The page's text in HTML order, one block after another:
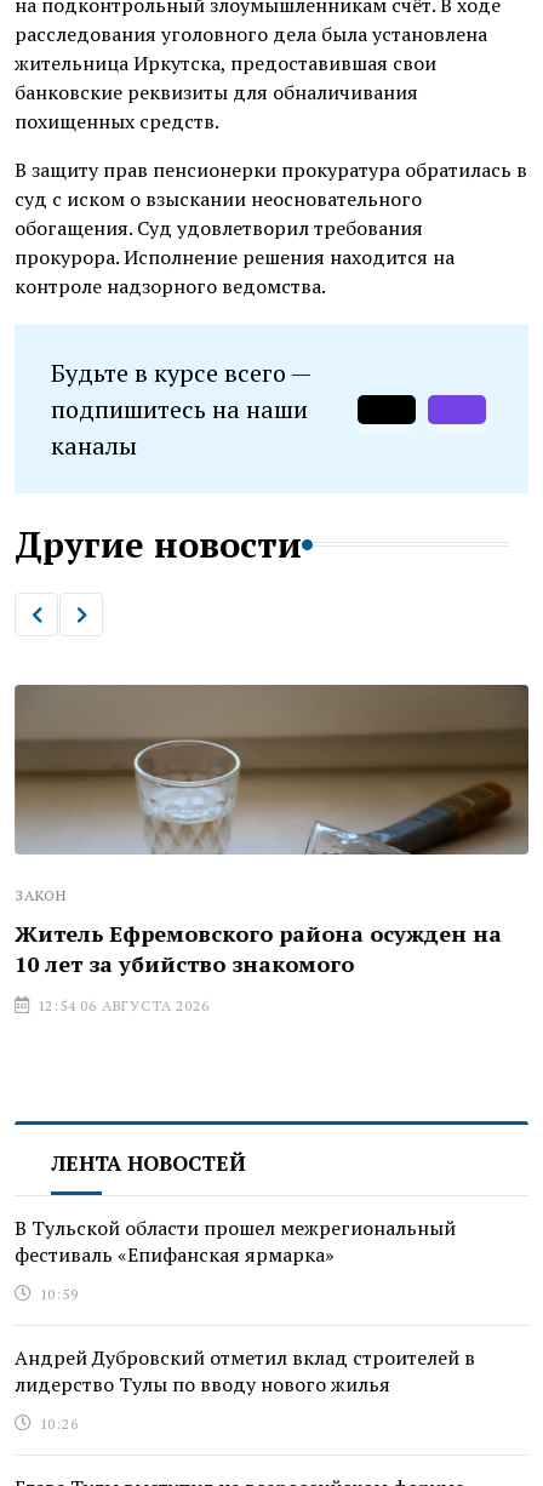
расследования уголовного дела была установлена
жительница Иркутска, предоставившая свои
банковские реквизиты для обналичивания
похищенных средств.
В защиту прав пенсионерки прокуратура обратилась в
суд с иском о взыскании неосновательного
обогащения. Суд удовлетворил требования
прокурора. Исполнение решения находится на
контроле надзорного ведомства.
Будьте в курсе всего —
подпишитесь на наши
каналы
Другие новости
ЗАКОН
Житель Ефремовского района осужден на
10 лет за убийство знакомого
12:54 06 АВГУСТА 2026
ЛЕНТА НОВОСТЕЙ
В Тульской области прошел межрегиональный
фестиваль «Епифанская ярмарка»
10:59
Андрей Дубровский отметил вклад строителей в
лидерство Тулы по вводу нового жилья
10:26